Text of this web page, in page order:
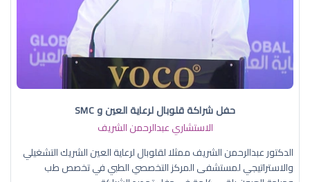
حفل شراكة قلوبال لرعاية العين و SMC
الاستشاري عبدالرحمن الشريف
الدكتور عبدالرحمن الشريف ممثلا لقلوبال لرعاية العين الشريك التشغيلي
والاستراتيجي لمستشفى المركز التخصصي الطبي في تخصص طب